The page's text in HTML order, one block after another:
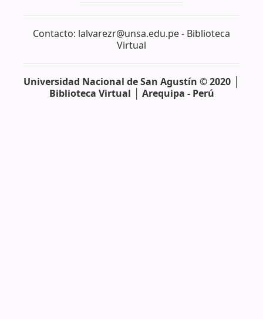
Contacto: lalvarezr@unsa.edu.pe - Biblioteca
Virtual
Universidad Nacional de San Agustín © 2020 │
Biblioteca Virtual │ Arequipa - Perú